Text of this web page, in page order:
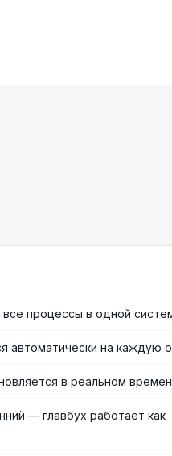
процессы в одной
автоматически на каждую
в реальном
— главбух работает как